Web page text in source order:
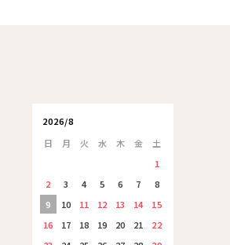
2026/8
日
月 火 水 木 金
土
1
2
3 4 5 6 7
8
9
10 11 12 13 14
15
16
17 18 19 20 21
22